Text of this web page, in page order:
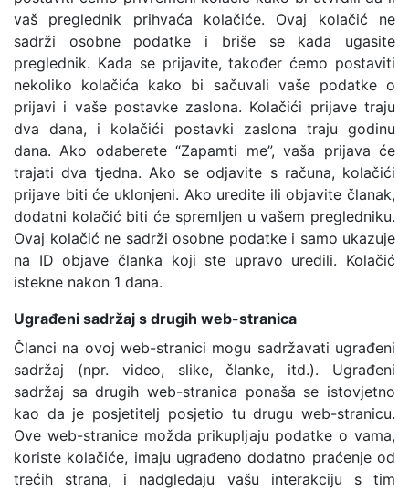
vaš preglednik prihvaća kolačiće. Ovaj kolačić ne
sadrži osobne podatke i briše se kada ugasite
preglednik. Kada se prijavite, također ćemo postaviti
nekoliko kolačića kako bi sačuvali vaše podatke o
prijavi i vaše postavke zaslona. Kolačići prijave traju
dva dana, i kolačići postavki zaslona traju godinu
dana. Ako odaberete “Zapamti me”, vaša prijava će
trajati dva tjedna. Ako se odjavite s računa, kolačići
prijave biti će uklonjeni. Ako uredite ili objavite članak,
dodatni kolačić biti će spremljen u vašem pregledniku.
Ovaj kolačić ne sadrži osobne podatke i samo ukazuje
na ID objave članka koji ste upravo uredili. Kolačić
istekne nakon 1 dana.
Ugrađeni sadržaj s drugih web-stranica
Članci na ovoj web-stranici mogu sadržavati ugrađeni
sadržaj (npr. video, slike, članke, itd.). Ugrađeni
sadržaj sa drugih web-stranica ponaša se istovjetno
kao da je posjetitelj posjetio tu drugu web-stranicu.
Ove web-stranice možda prikupljaju podatke o vama,
koriste kolačiće, imaju ugrađeno dodatno praćenje od
trećih strana, i nadgledaju vašu interakciju s tim